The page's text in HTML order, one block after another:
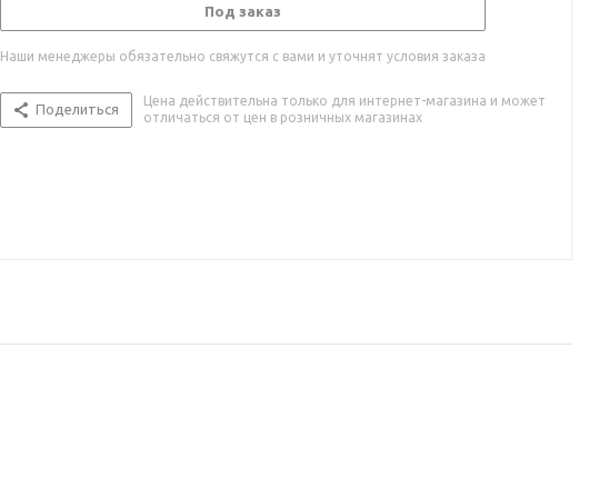
Под заказ
Наши менеджеры обязательно свяжутся с вами и уточнят условия заказа
Поделиться
Цена действительна только для интернет-магазина и может
отличаться от цен в розничных магазинах